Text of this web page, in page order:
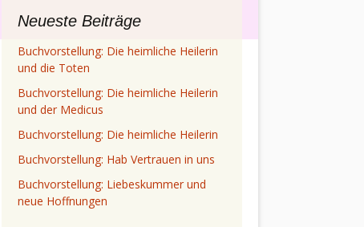
Neueste Beiträge
Buchvorstellung: Die heimliche Heilerin
und die Toten
Buchvorstellung: Die heimliche Heilerin
und der Medicus
Buchvorstellung: Die heimliche Heilerin
Buchvorstellung: Hab Vertrauen in uns
Buchvorstellung: Liebeskummer und
neue Hoffnungen